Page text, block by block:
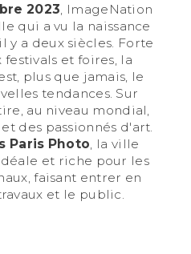
2023 , ImageNation
qui a vu la naissance
y a deux siècles. Forte
festivals et foires, la
plus que jamais, le
tendances. Sur
au niveau mondial,
des passionnés d'art.
Paris Photo , la ville
et riche pour les
faisant entrer en
et le public.